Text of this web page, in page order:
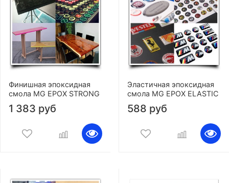
Финишная эпоксидная
смола MG EPOX STRONG
1 383 руб
Эластичная эпоксидная
смола MG EPOX ELASTIC
588 руб